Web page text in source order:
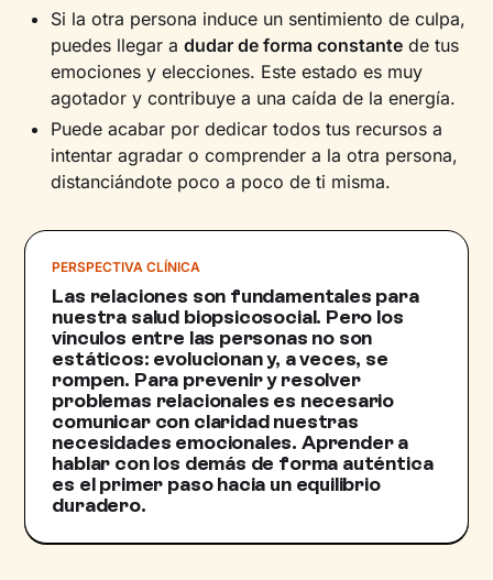
Si la otra persona induce un sentimiento de culpa,
puedes llegar adudar de forma constante de tus
emociones y elecciones. Este estado es muy
agotador y contribuye a una caída de la energía.
Puede acabar por dedicar todos tus recursos a
intentar agradar o comprender a la otra persona,
distanciándote poco a poco de ti misma.
PERSPECTIVA CLÍNICA
Las relaciones son fundamentales para
nuestra salud biopsicosocial. Pero los
vínculos entre las personas no son
estáticos: evolucionan y, a veces, se
rompen. Para prevenir y resolver
problemas relacionales es necesario
comunicar con claridad nuestras
necesidades emocionales. Aprender a
hablar con los demás de forma auténtica
es el primer paso hacia un equilibrio
duradero.